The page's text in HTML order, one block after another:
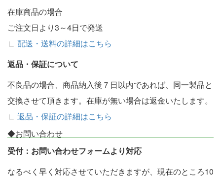
在庫商品の場合
ご注文日より3～4日で発送
∟ 配送・送料の詳細はこちら
返品・保証について
不良品の場合、商品納入後７日以内であれば、同一製品と
交換させて頂きます。在庫が無い場合は返金いたします。
∟ 返品・保証の詳細はこちら
◆お問い合わせ
受付：お問い合わせフォームより対応
なるべく早く対応させていただきますが、現在のところ10